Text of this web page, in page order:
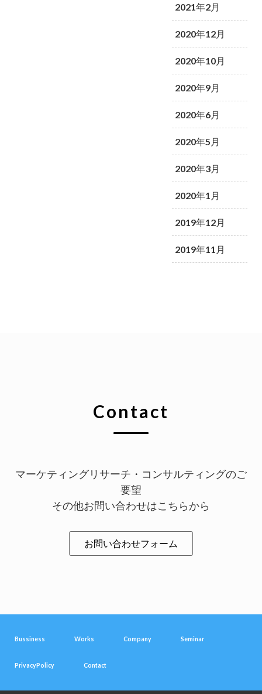
2021年2月
2020年12月
2020年10月
2020年9月
2020年6月
2020年5月
2020年3月
2020年1月
2019年12月
2019年11月
Contact
マーケティングリサーチ・コンサルティングのご
要望
その他お問い合わせはこちらから
お問い合わせフォーム
Bussiness Works Company Seminar
PrivacyPolicy Contact